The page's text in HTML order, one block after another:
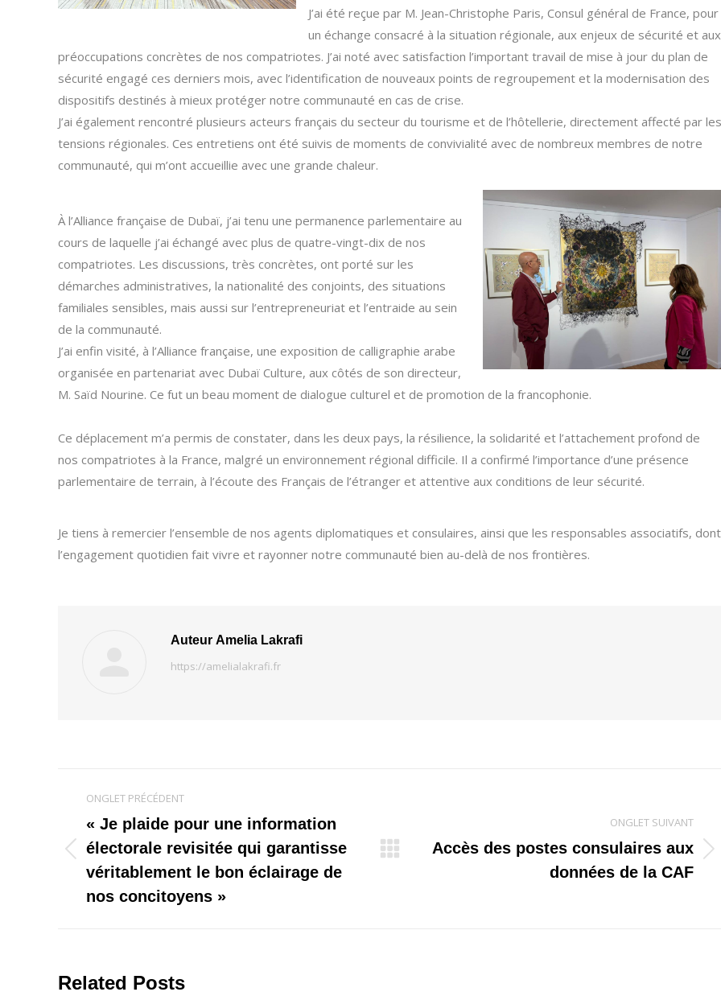
J’ai été reçue par M. Jean-Christophe Paris, Consul général de France, pour
un échange consacré à la situation régionale, aux enjeux de sécurité et aux
préoccupations concrètes de nos compatriotes. J’ai noté avec satisfaction l’important travail de mise à jour du plan de
sécurité engagé ces derniers mois, avec l’identification de nouveaux points de regroupement et la modernisation des
dispositifs destinés à mieux protéger notre communauté en cas de crise.
J’ai également rencontré plusieurs acteurs français du secteur du tourisme et de l’hôtellerie, directement affecté par les
tensions régionales. Ces entretiens ont été suivis de moments de convivialité avec de nombreux membres de notre
communauté, qui m’ont accueillie avec une grande chaleur.
À l’Alliance française de Dubaï, j’ai tenu une permanence parlementaire au
cours de laquelle j’ai échangé avec plus de quatre-vingt-dix de nos
compatriotes. Les discussions, très concrètes, ont porté sur les
démarches administratives, la nationalité des conjoints, des situations
familiales sensibles, mais aussi sur l’entrepreneuriat et l’entraide au sein
de la communauté.
J’ai enfin visité, à l’Alliance française, une exposition de calligraphie arabe
organisée en partenariat avec Dubaï Culture, aux côtés de son directeur,
M. Saïd Nourine. Ce fut un beau moment de dialogue culturel et de promotion de la francophonie.
Ce déplacement m’a permis de constater, dans les deux pays, la résilience, la solidarité et l’attachement profond de
nos compatriotes à la France, malgré un environnement régional difficile. Il a confirmé l’importance d’une présence
parlementaire de terrain, à l’écoute des Français de l’étranger et attentive aux conditions de leur sécurité.
Je tiens à remercier l’ensemble de nos agents diplomatiques et consulaires, ainsi que les responsables associatifs, dont
l’engagement quotidien fait vivre et rayonner notre communauté bien au-delà de nos frontières.
Auteur Amelia Lakrafi
https://amelialakrafi.fr
Navigation
de
commentaire
ONGLET PRÉCÉDENT
Onglet
précédent
« Je plaide pour une information
électorale revisitée qui garantisse
véritablement le bon éclairage de
nos concitoyens »
ONGLET SUIVANT
Onglet
Accès des postes consulaires aux
données de la CAF
Related Posts